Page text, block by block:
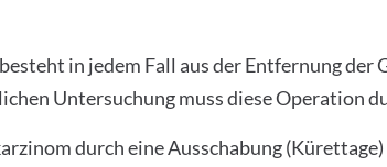
in jedem Fall aus der Entfernung
Untersuchung muss diese Operation
durch eine Ausschabung